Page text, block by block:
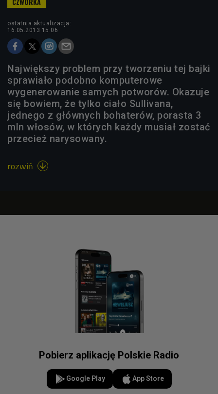
ostatnia aktualizacja:
16.05.2013 15:06
Największy problem przy tworzeniu tej bajki
sprawiało podobno komputerowe
wygenerowanie samych potworów. Okazuje
się bowiem, że tylko ciało Sullivana,
jednego z głównych bohaterów, porasta 3
mln włosów, w których każdy musiał zostać
przecież narysowany.
rozwiń 
Pobierz aplikację Polskie Radio
Google Play App Store